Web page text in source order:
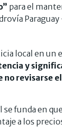
para el
Paraguay
local en un
y
revisarse
funda en
a los